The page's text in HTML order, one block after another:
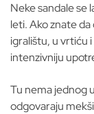
Neke sandale se
leti. Ako znate
igralištu, u vrtiću
intenzivniju
Tu nema jednog
odgovaraju